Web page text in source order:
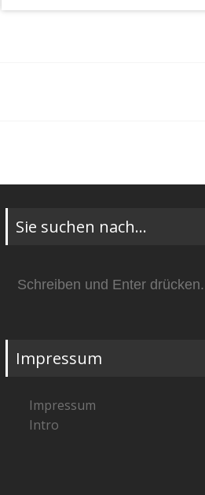
Sie suchen nach…
nach:
Impressum
Impressum
Intro